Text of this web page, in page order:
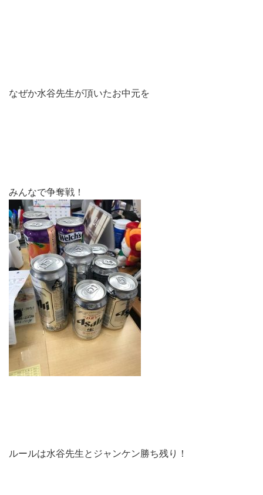
なぜか水谷先生が頂いたお中元を
みんなで争奪戦！
ルールは水谷先生とジャンケン勝ち残り！